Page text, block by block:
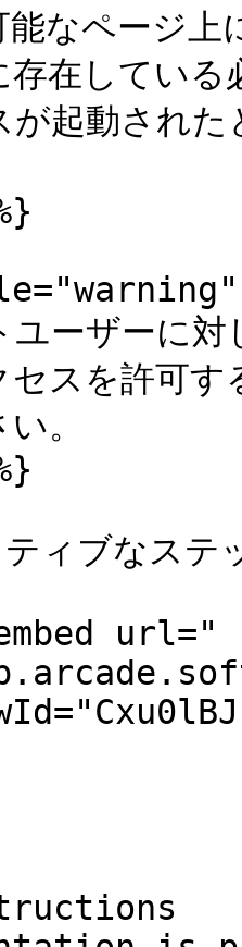
能なページ
存在してい
が起動され
ユーザーに
セスを許可
。
ィブなステ
url="